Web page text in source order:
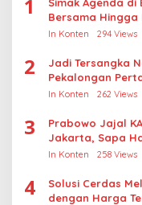
1
Bersama Hingga
In Konten 294 Views
2
Jadi Tersangka
Pekalongan
Kasus Rudapksa
In Konten 262 Views
3
Prabowo Jajal
Jakarta, Sapa
In Konten 258 Views
4
Solusi Cerdas
dengan Harga